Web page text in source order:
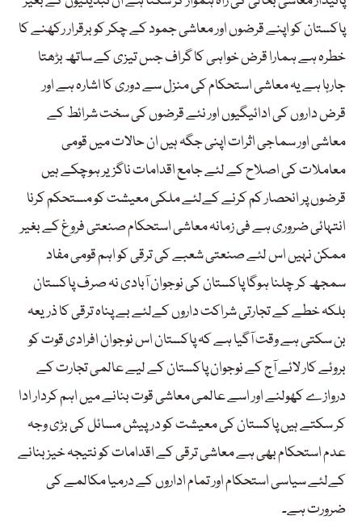
پاکستان کو اپنے قرضوں اور معاشی جمود کے چکر کو برقرار رکھنے کا
خطرہ ہے ہمارا قرض خواہی کا گراف جس تیزی کے ساتھ بڑھتا
جارہا ہے یہ معاشی استحکام کی منزل سے دوری کا اشارہ ہے اور
قرض داروں کی ادائیگیوں اور نئے قرضوں کی سخت شرائط کے
معاشی اور سماجی اثرات اپنی جگہ ہیں ان حالات میں قومی
معاملات کی اصلاح کے لئے جامع اقدامات ناگزیر ہوچکے ہیں
قرضوں پر انحصار کم کرنے کےلئے ملکی معیشت کو مستحکم کرنا
انتہائی ضروری ہے فی زمانہ معاشی استحکام صنعتی فروغ کے بغیر
ممکن نہیں اس لئے صنعتی شعبے کی ترقی کو اہم قومی مفاد
سمجھ کر چلنا ہوگا پاکستان کی نوجوان آبادی نہ صرف پاکستان
بلکہ خطے کے تجارتی شراکت داروں کےلئے بے پناہ ترقی کا ذریعہ
بن سکتی ہے وقت آگیا ہے کہ پاکستان اس نوجوان افرادی قوت کو
بروئے کار لائے آج کے نوجوان پاکستان کے لیے عالمی تجارت کے
دروازے کھولنے اور اسے عالمی معاشی قوت بنانے میں اہم کردار ادا
کر سکتے ہیں پاکستان کی معیشت کو درپیش مسائل کی بڑی وجہ
عدم استحکام بھی ہے معاشی ترقی کے اقدامات کو نتیجہ خیز بنانے
کےلئے سیاسی استحکام اور تمام اداروں کے درمیا مکالمے کی
ضرورت ہے۔